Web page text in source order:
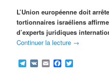
L’Union européenne doit
tortionnaires israéliens
d’experts juridiques
Continuer la lecture →
Telegram
VK EmailFacebook